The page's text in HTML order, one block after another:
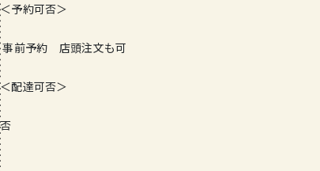
＜予約可否＞
事前予約 店頭注文も可
＜配達可否＞
否